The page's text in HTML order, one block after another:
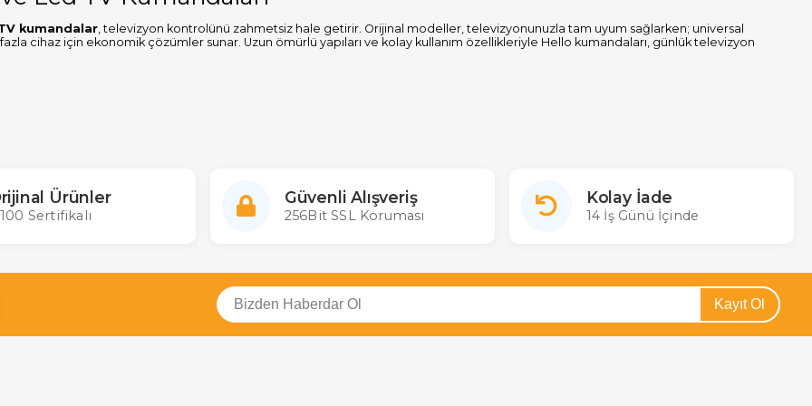
kumandalar , televizyon kontrolünü zahmetsiz hale getirir. Orijinal modeller, televizyonunuzla tam uyum sağlarken; universal
cihaz için ekonomik çözümler sunar. Uzun ömürlü yapıları ve kolay kullanım özellikleriyle Hello kumandaları, günlük televizyon
, model ve özelliklere göre değişiklik göstermektedir. Ekonomik ve kaliteli Hello kumandaları inceleyerek ihtiyaçlarınıza uygun bir
Ürünler
Sertifikalı
Güvenli Alışveriş
256Bit SSL Koruması
Kolay İade
14 İş Günü İçinde
Kayıt Ol